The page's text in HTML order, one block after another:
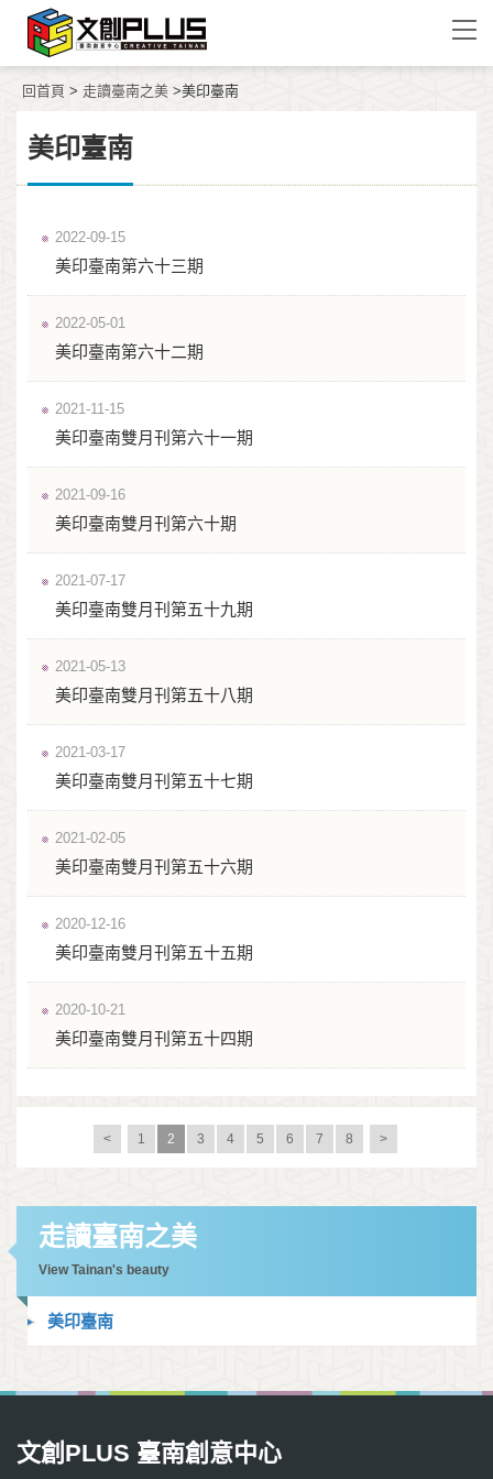
回首頁 > 走讀臺南之美 >美印臺南
美印臺南
2022-09-15
美印臺南第六十三期
2022-05-01
美印臺南第六十二期
2021-11-15
美印臺南雙月刊第六十一期
2021-09-16
美印臺南雙月刊第六十期
2021-07-17
美印臺南雙月刊第五十九期
2021-05-13
美印臺南雙月刊第五十八期
2021-03-17
美印臺南雙月刊第五十七期
2021-02-05
美印臺南雙月刊第五十六期
2020-12-16
美印臺南雙月刊第五十五期
2020-10-21
美印臺南雙月刊第五十四期
< 1 2 3 4 5 6 7 8 >
走讀臺南之美
View Tainan's beauty
美印臺南
文創PLUS 臺南創意中心